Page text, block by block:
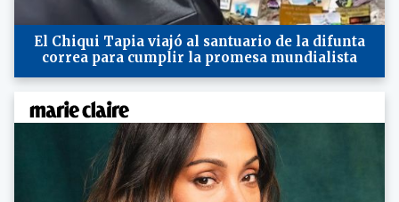
El Chiqui Tapia viajó al santuario de la difunta
correa para cumplir la promesa mundialista